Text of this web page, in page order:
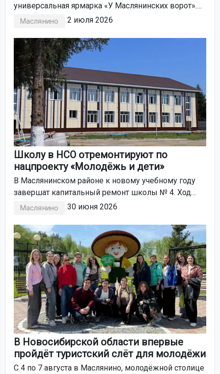
универсальная ярмарка «У Маслянинских ворот».
В ярмарке участвуют предприятия,
и городов области.
Маслянино 2 июля 2026
Школу в НСО отремонтируют по
нацпроекту «Молодёжь и дети»
В Маслянинском районе к новому учебному году
завершат капитальный ремонт школы № 4. Ход
работ проконтролировала заместитель губернатора
ходе рабочей поездки.
Маслянино 30 июня 2026
В Новосибирской области впервые
пройдёт туристский слёт для молодёжи
С 4 по 7 августа в Маслянино, молодёжной столице